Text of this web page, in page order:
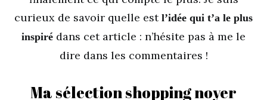
curieux de savoir quelle est l’idée qui t’a le plus
inspiré dans cet article : n’hésite pas à me le
dire dans les commentaires !
Ma sélection shopping noyer